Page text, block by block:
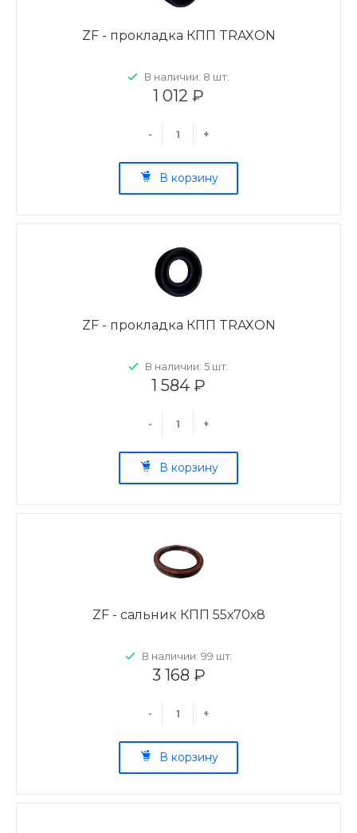
ZF - прокладка КПП TRAXON
В наличии: 8 шт.
1 012 ₽
- +
В корзину
ZF - прокладка КПП TRAXON
В наличии: 5 шт.
1 584 ₽
- +
В корзину
ZF - сальник КПП 55х70х8
В наличии: 99 шт.
3 168 ₽
- +
В корзину